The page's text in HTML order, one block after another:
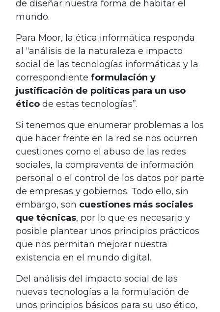
de diseñar nuestra forma de habitar el
mundo.
Para Moor, la ética informática responda
al “análisis de la naturaleza e impacto
social de las tecnologías informáticas y la
correspondiente formulación y
justificación de políticas para un uso
ético de estas tecnologías”.
Si tenemos que enumerar problemas a los
que hacer frente en la red se nos ocurren
cuestiones como el abuso de las redes
sociales, la compraventa de información
personal o el control de los datos por parte
de empresas y gobiernos. Todo ello, sin
embargo, son cuestiones más sociales
que técnicas, por lo que es necesario y
posible plantear unos principios prácticos
que nos permitan mejorar nuestra
existencia en el mundo digital.
Del análisis del impacto social de las
nuevas tecnologías a la formulación de
unos principios básicos para su uso ético,